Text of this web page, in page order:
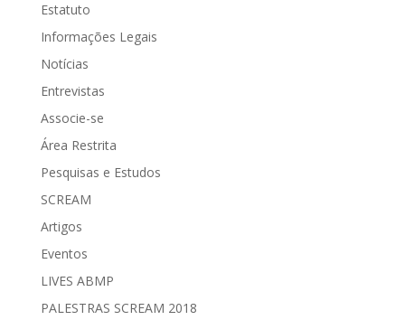
Estatuto
Informações Legais
Notícias
Entrevistas
Associe-se
Área Restrita
Pesquisas e Estudos
SCREAM
Artigos
Eventos
LIVES ABMP
PALESTRAS SCREAM 2018